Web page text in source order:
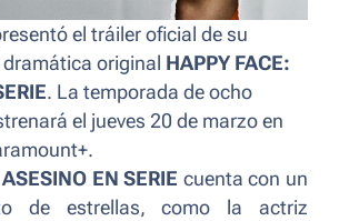
el tráiler oficial de su
original HAPPY FACE:
. La temporada de ocho
el jueves 20 de marzo en
EN SERIE cuenta con un
de estrellas, como la actriz